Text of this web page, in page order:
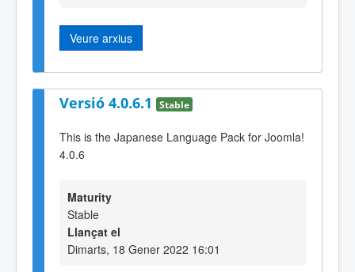
Veure arxius
Versió 4.0.6.1 Stable
This is the Japanese Language Pack for Joomla!
4.0.6
Maturity
Stable
Llançat el
Dimarts, 18 Gener 2022 16:01